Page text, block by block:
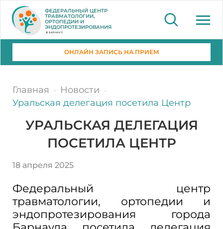
ФЕДЕРАЛЬНЫЙ ЦЕНТР
ТРАВМАТОЛОГИИ,
ОРТОПЕДИИ И
ЭНДОПРОТЕЗИРОВАНИЯ
БАРНАУЛ
ОНЛАЙН ЗАПИСЬ НА ПРИЕМ
Главная
Новости
Уральская делегация посетила Центр
УРАЛЬСКАЯ ДЕЛЕГАЦИЯ
ПОСЕТИЛА ЦЕНТР
18 апреля 2025
Федеральный центр
травматологии, ортопедии и
эндопротезирования города